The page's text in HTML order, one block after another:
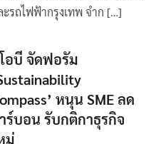
นี้ (21 ก.ค. 68) บริษัท ทางด่วน
อบี จัดฟอรัม
หนุน SME ลด
ร์บอน รับกติกาธุรกิจ